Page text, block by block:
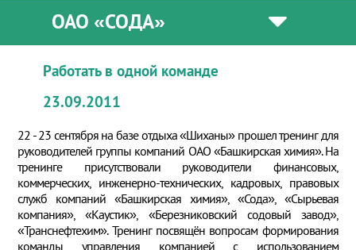
ОАО «СОДА»
Работать в одной команде
23.09.2011
22 - 23 сентября на базе отдыха «Шиханы» прошел тренинг для
руководителей группы компаний ОАО «Башкирская химия». На
тренинге присутствовали руководители финансовых,
коммерческих, инженерно-технических, кадровых, правовых
служб компаний «Башкирская химия», «Сода», «Сырьевая
компания», «Каустик», «Березниковский содовый завод»,
«Транснефтехим». Тренинг посвящён вопросам формирования
команды управления компанией с использованием